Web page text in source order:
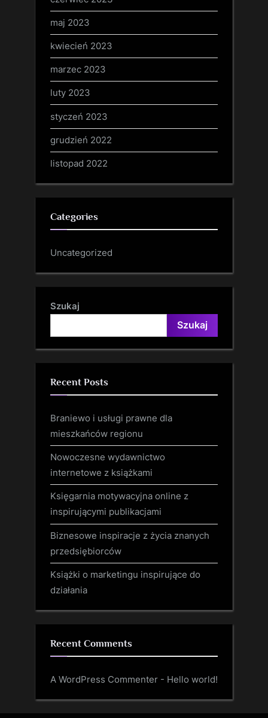
maj 2023
kwiecień 2023
marzec 2023
luty 2023
styczeń 2023
grudzień 2022
listopad 2022
Categories
Uncategorized
Szukaj
Szukaj
Recent Posts
Braniewo i usługi prawne dla
mieszkańców regionu
Nowoczesne wydawnictwo
internetowe z książkami
Księgarnia motywacyjna online z
inspirującymi publikacjami
Biznesowe inspiracje z życia znanych
przedsiębiorców
Książki o marketingu inspirujące do
działania
Recent Comments
A WordPress Commenter - Hello world!